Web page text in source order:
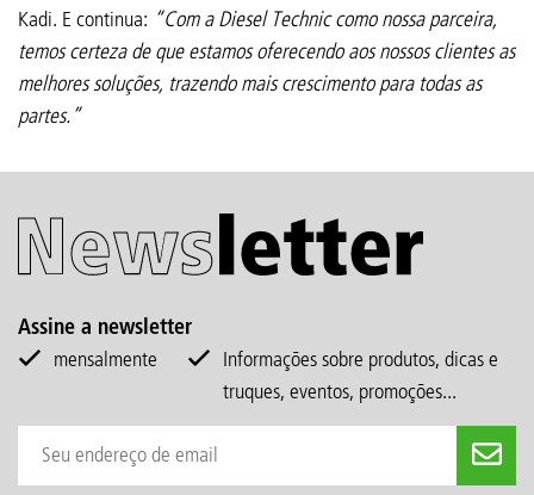
Kadi. E continua: “Com a Diesel Technic como nossa parceira,
temos certeza de que estamos oferecendo aos nossos clientes as
melhores soluções, trazendo mais crescimento para todas as
partes.”
Assine a newsletter
mensalmente
Informações sobre produtos, dicas e
truques, eventos, promoções...